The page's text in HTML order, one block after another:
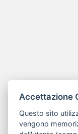
Accettazione
Questo sito
vengono